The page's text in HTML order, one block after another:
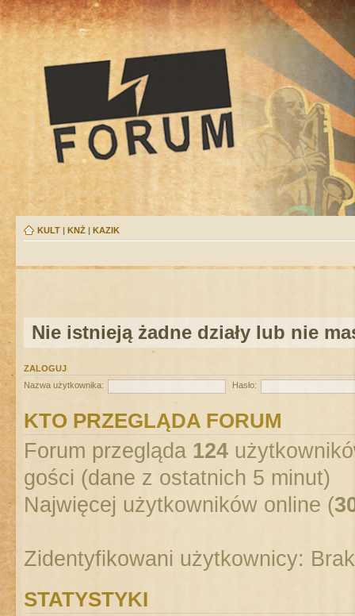
KULT | KNŻ | KAZIK
Nie istnieją żadne działy lub nie
ZALOGUJ
Nazwa użytkownika:
Hasło:
KTO PRZEGLĄDA FORUM
Forum przegląda 124
gości (dane z ostatnich 5 minut)
Najwięcej użytkowników online (
Zidentyfikowani użytkownicy:
STATYSTYKI